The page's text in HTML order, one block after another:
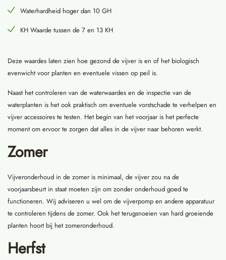
Waterhardheid hoger dan 10 GH
KH Waarde tussen de 7 en 13 KH
Deze waardes laten zien hoe gezond de vijver is en of het biologisch
evenwicht voor planten en eventuele vissen op peil is.
Naast het controleren van de waterwaardes en de inspectie van de
waterplanten is het ook praktisch om eventuele vorstschade te verhelpen en
vijver accessoires te testen. Het begin van het voorjaar is het perfecte
moment om ervoor te zorgen dat alles in de vijver naar behoren werkt.
Zomer
Vijveronderhoud in de zomer is minimaal, de vijver zou na de
voorjaarsbeurt in staat moeten zijn om zonder onderhoud goed te
functioneren. Wij adviseren u wel om de vijverpomp en andere apparatuur
te controleren tijdens de zomer. Ook het terugsnoeien van hard groeiende
planten hoort bij het zomeronderhoud.
Herfst